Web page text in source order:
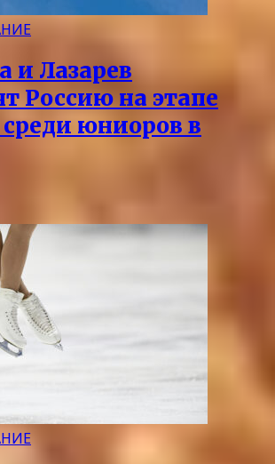
и Лазарев
Россию на этапе
юниоров в